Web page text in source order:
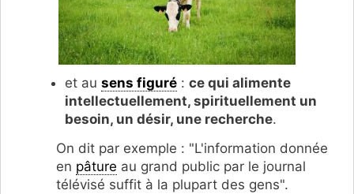
et au sens figuré : ce qui alimente
intellectuellement, spirituellement un
besoin, un désir, une recherche.
On dit par exemple : "L'information donnée
en pâture au grand public par le journal
télévisé suffit à la plupart des gens".